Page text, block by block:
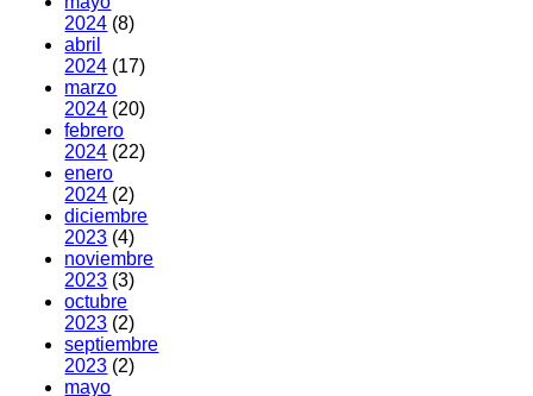
2024 (8)
abril
2024 (17)
marzo
2024 (20)
febrero
2024 (22)
enero
2024 (2)
diciembre
2023 (4)
noviembre
2023 (3)
octubre
2023 (2)
septiembre
2023 (2)
mayo